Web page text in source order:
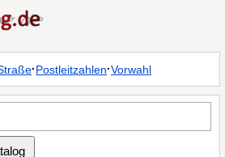
·Postleitzahlen·Vorwahl